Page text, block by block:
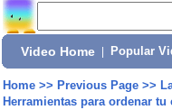
Video Home Popular
Home>> Previous Page>>
Herramientas para ordenar tu